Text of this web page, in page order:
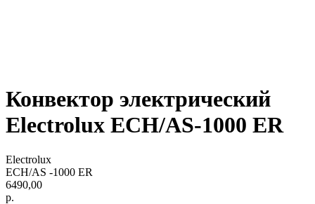
Конвектор электрический
Electrolux ECH/AS-1000 ER
Electrolux
ECH/AS -1000 ER
6490,00
р.